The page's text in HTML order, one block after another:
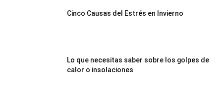
Cinco Causas del Estrés en Invierno
Lo que necesitas saber sobre los golpes de
calor o insolaciones